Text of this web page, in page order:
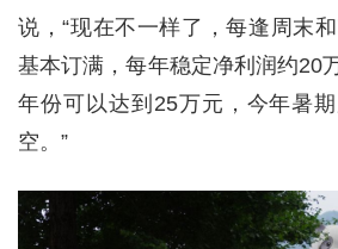
说，“现在不一样了，每逢周末
基本订满，每年稳定净利润约20
年份可以达到25万元，今年暑
空。”